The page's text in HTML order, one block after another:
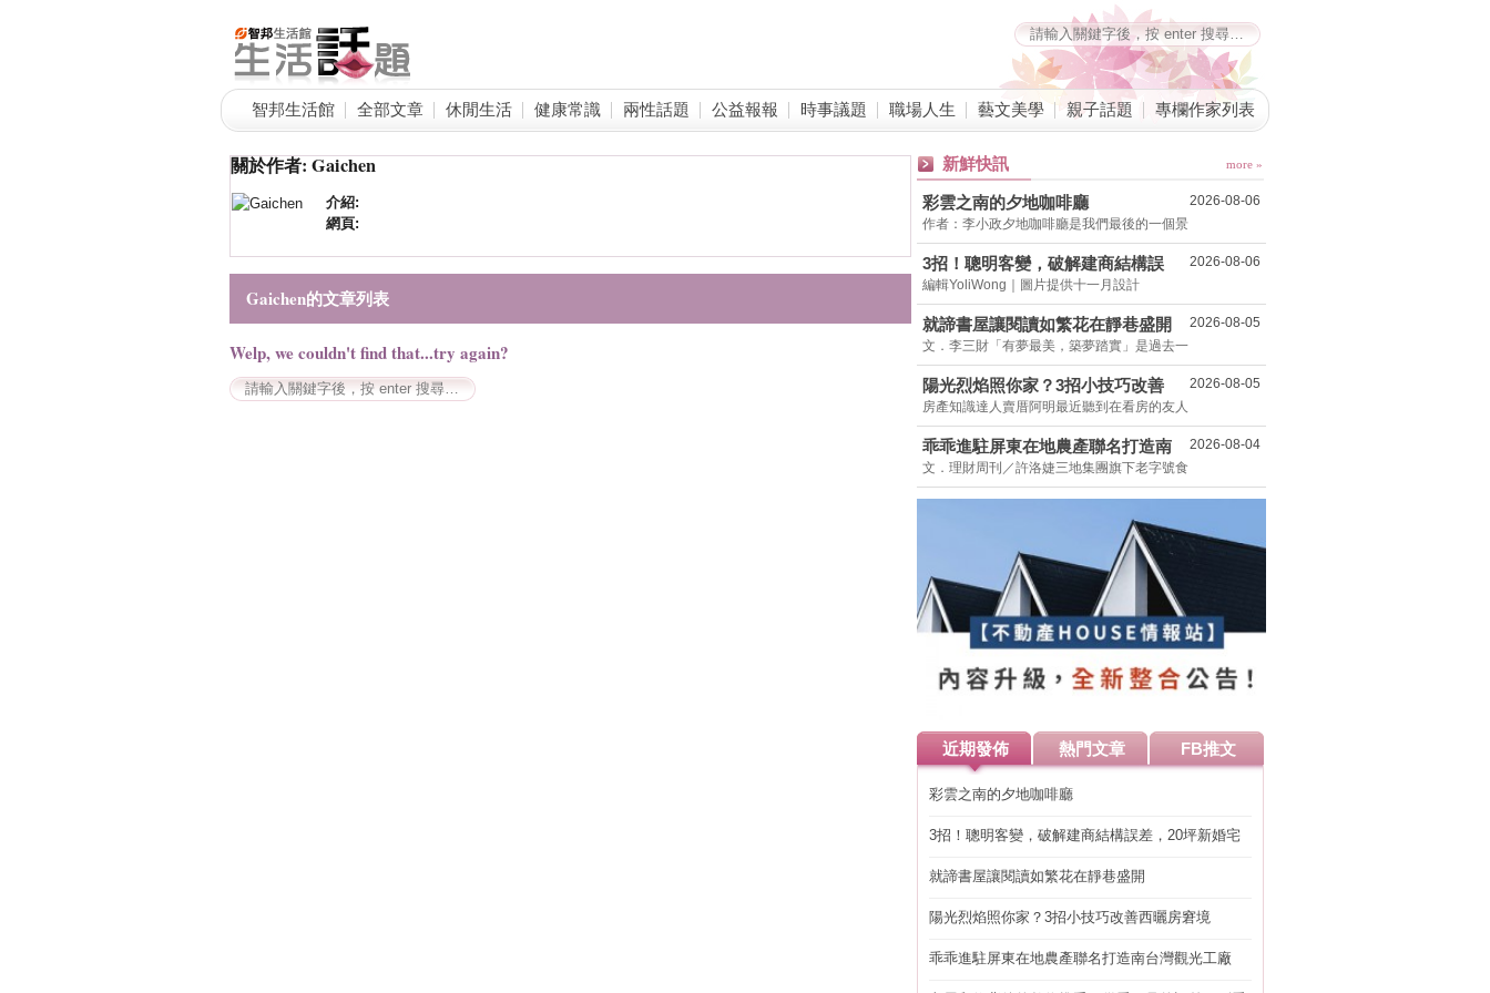
智邦生活館 全部文章 休閒生活 健康常識 兩性話題 公益報報 時事議題 職場人生 藝文美學 親子話題 專欄作家列表
關於作者: Gaichen
介紹:
網頁:
Gaichen的文章列表
Welp, we couldn't find that...try again?
新鮮快訊 more »
彩雲之南的夕地咖啡廳
2026-08-06
作者：李小政夕地咖啡廳是我們最後的一個景
3招！聰明客變，破解建商結構誤
差，20坪新婚宅省下「二工」的冤
枉錢
2026-08-06
編輯YoliWong｜圖片提供十一月設計
就諦書屋讓閱讀如繁花在靜巷盛開
2026-08-05
文．李三財「有夢最美，築夢踏實」是過去一
陽光烈焰照你家？3招小技巧改善
西曬房窘境
2026-08-05
房產知識達人賣厝阿明最近聽到在看房的友人
乖乖進駐屏東在地農產聯名打造南
台灣觀光工廠
2026-08-04
文．理財周刊／許洛婕三地集團旗下老字號食
近期發佈 熱門文章 FB推文
彩雲之南的夕地咖啡廳
3招！聰明客變，破解建商結構誤差，20坪新婚宅
就諦書屋讓閱讀如繁花在靜巷盛開
陽光烈焰照你家？3招小技巧改善西曬房窘境
乖乖進駐屏東在地農產聯名打造南台灣觀光工廠